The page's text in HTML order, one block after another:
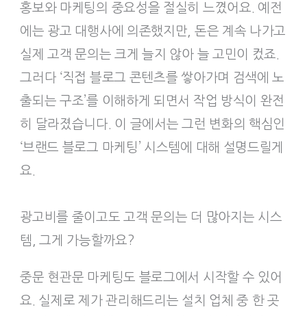
홍보와 마케팅의 중요성을 절실히 느꼈어요. 예전
에는 광고 대행사에 의존했지만, 돈은 계속 나가고
실제 고객 문의는 크게 늘지 않아 늘 고민이 컸죠.
그러다 ‘직접 블로그 콘텐츠를 쌓아가며 검색에 노
출되는 구조’를 이해하게 되면서 작업 방식이 완전
히 달라졌습니다. 이 글에서는 그런 변화의 핵심인
‘브랜드 블로그 마케팅’ 시스템에 대해 설명드릴게
요.
광고비를 줄이고도 고객 문의는 더 많아지는 시스
템, 그게 가능할까요?
중문 현관문 마케팅도 블로그에서 시작할 수 있어
요. 실제로 제가 관리해드리는 설치 업체 중 한 곳